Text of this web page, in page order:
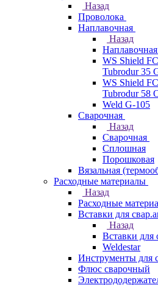
Назад
Проволока
Наплавочная
Назад
Наплавочная
WS Shield
Tubrodur 35
WS Shield
Tubrodur 58
Weld G-105
Сварочная
Назад
Сварочная
Сплошная
Порошковая
Вязальная
Расходные материалы
Назад
Расходные
Вставки для
Назад
Вставки для
Weldestar
Инструменты для
Флюс сварочный